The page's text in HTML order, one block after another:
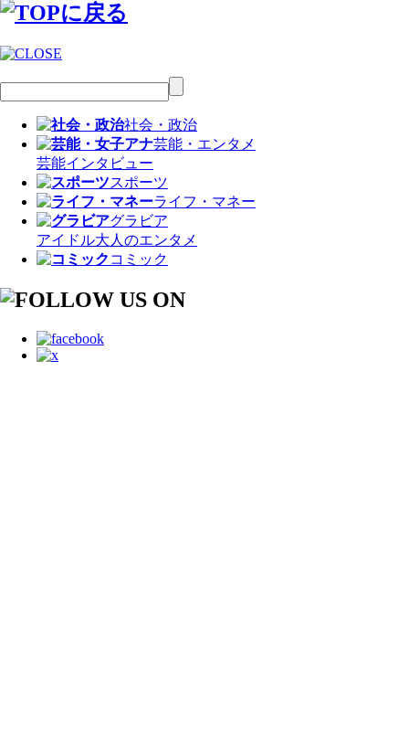
社会・政治
芸能・エンタメ
芸能インタビュー
スポーツ
ライフ・マネー
グラビア
アイドル大人のエンタメ
コミック